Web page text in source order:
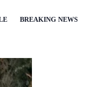
BREAKING NEWS